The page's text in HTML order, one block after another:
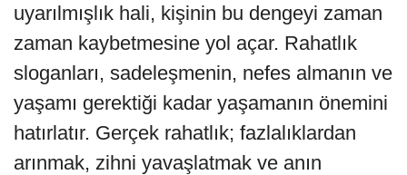
uyarılmışlık hali, kişinin bu dengeyi zaman
zaman kaybetmesine yol açar. Rahatlık
sloganları, sadeleşmenin, nefes almanın ve
yaşamı gerektiği kadar yaşamanın önemini
hatırlatır. Gerçek rahatlık; fazlalıklardan
arınmak, zihni yavaşlatmak ve anın